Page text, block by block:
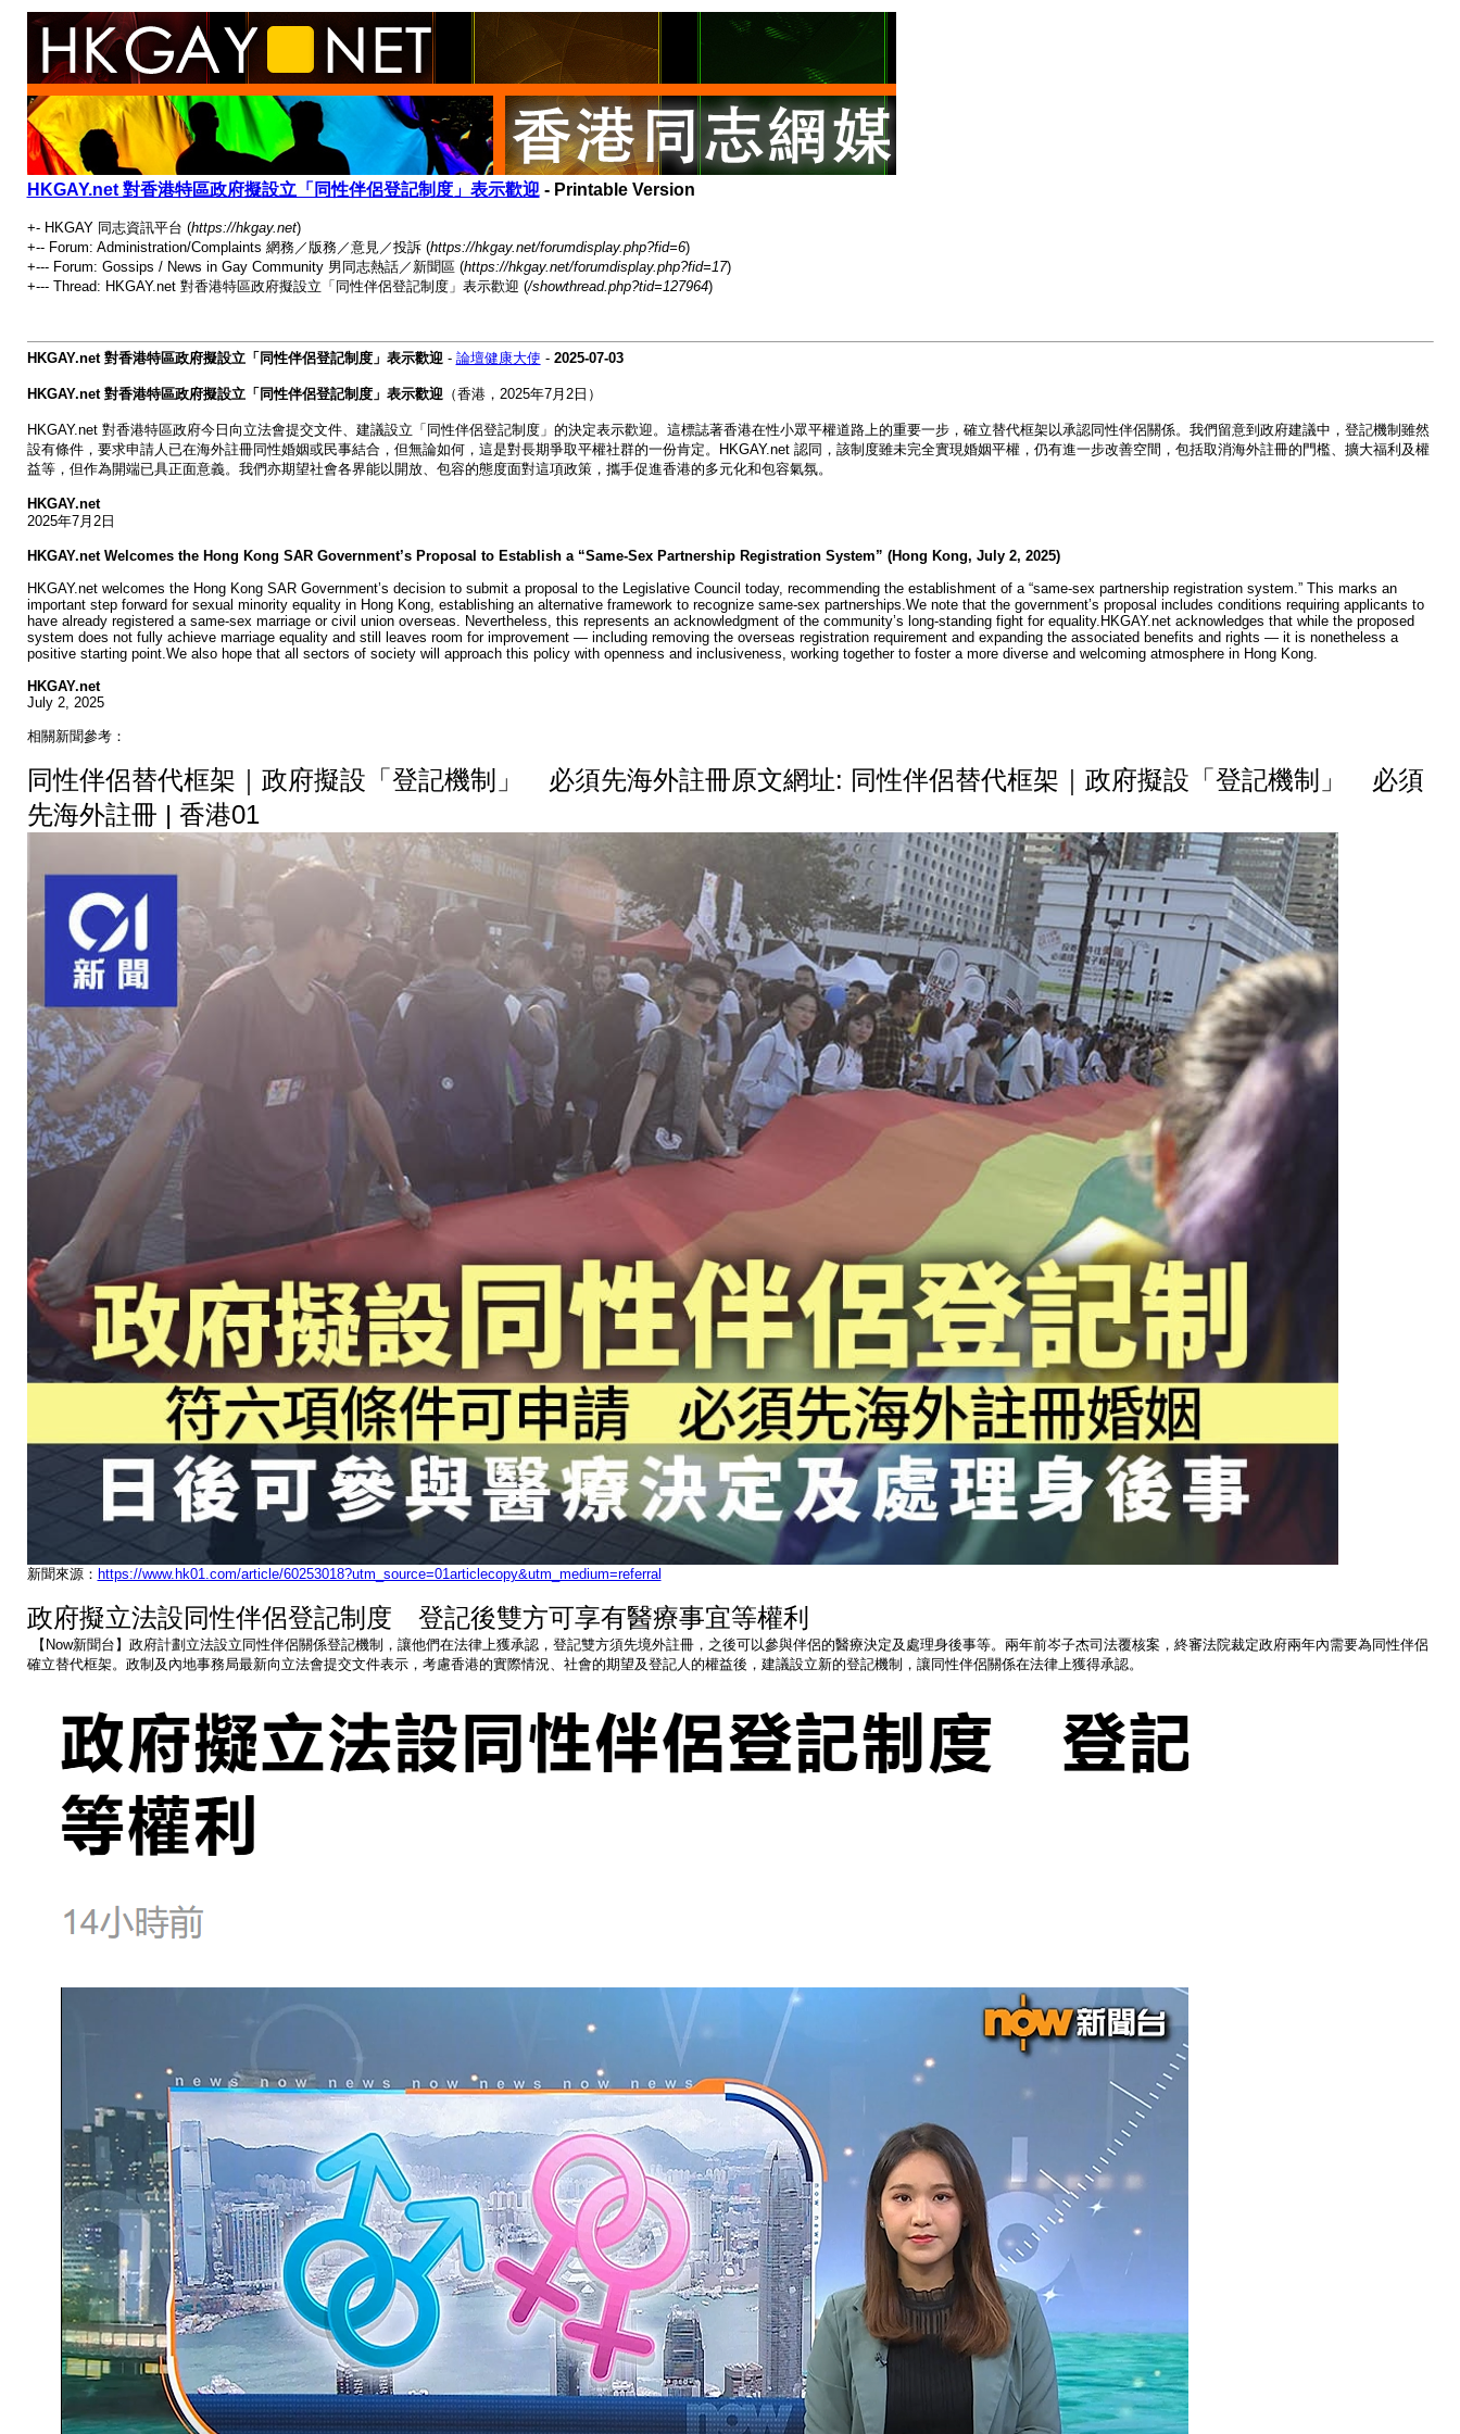
HKGAY.net 對香港特區政府擬設立「同性伴侶登記制度」表示歡迎 - Printable Version
+- HKGAY 同志資訊平台 (https://hkgay.net)
+-- Forum: Administration/Complaints 網務／版務／意見／投訴 (https://hkgay.net/forumdisplay.php?fid=6)
+--- Forum: Gossips / News in Gay Community 男同志熱話／新聞區 (https://hkgay.net/forumdisplay.php?fid=17)
+--- Thread: HKGAY.net 對香港特區政府擬設立「同性伴侶登記制度」表示歡迎 (/showthread.php?tid=127964)
HKGAY.net 對香港特區政府擬設立「同性伴侶登記制度」表示歡迎- 論壇健康大使 - 2025-07-03
HKGAY.net 對香港特區政府擬設立「同性伴侶登記制度」表示歡迎（香港，2025年7月2日）
HKGAY.net 對香港特區政府今日向立法會提交文件、建議設立「同性伴侶登記制度」的決定表示歡迎。這標誌著香港在性小眾平權道路上的重要一步，確立替代框架以承認同性伴侶關係。我們留意到政府建議中，登記機制雖然
設有條件，要求申請人已在海外註冊同性婚姻或民事結合，但無論如何，這是對長期爭取平權社群的一份肯定。HKGAY.net 認同，該制度雖未完全實現婚姻平權，仍有進一步改善空間，包括取消海外註冊的門檻、擴大福利及權
益等，但作為開端已具正面意義。我們亦期望社會各界能以開放、包容的態度面對這項政策，攜手促進香港的多元化和包容氣氛。
HKGAY.net
2025年7月2日
HKGAY.net Welcomes the Hong Kong SAR Government’s Proposal to Establish a “Same-Sex Partnership Registration System” (Hong Kong, July 2, 2025)
HKGAY.net welcomes the Hong Kong SAR Government’s decision to submit a proposal to the Legislative Council today, recommending the establishment of a “same-sex partnership registration system.” This marks an
important step forward for sexual minority equality in Hong Kong, establishing an alternative framework to recognize same-sex partnerships.We note that the government’s proposal includes conditions requiring applicants to
have already registered a same-sex marriage or civil union overseas. Nevertheless, this represents an acknowledgment of the community’s long-standing fight for equality.HKGAY.net acknowledges that while the proposed
system does not fully achieve marriage equality and still leaves room for improvement — including removing the overseas registration requirement and expanding the associated benefits and rights — it is nonetheless a
positive starting point.We also hope that all sectors of society will approach this policy with openness and inclusiveness, working together to foster a more diverse and welcoming atmosphere in Hong Kong.
HKGAY.net
July 2, 2025
相關新聞參考：
同性伴侶替代框架｜政府擬設「登記機制」 必須先海外註冊原文網址: 同性伴侶替代框架｜政府擬設「登記機制」 必須
先海外註冊 | 香港01
新聞來源： https://www.hk01.com/article/60253018?utm_source=01articlecopy&utm_medium=referral
政府擬立法設同性伴侶登記制度 登記後雙方可享有醫療事宜等權利
【Now新聞台】政府計劃立法設立同性伴侶關係登記機制，讓他們在法律上獲承認，登記雙方須先境外註冊，之後可以參與伴侶的醫療決定及處理身後事等。兩年前岑子杰司法覆核案，終審法院裁定政府兩年內需要為同性伴侶
確立替代框架。政制及內地事務局最新向立法會提交文件表示，考慮香港的實際情況、社會的期望及登記人的權益後，建議設立新的登記機制，讓同性伴侶關係在法律上獲得承認。